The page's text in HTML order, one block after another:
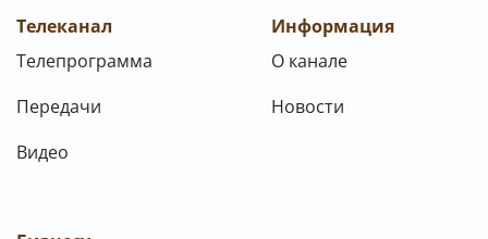
Телеканал
Телепрограмма
Передачи
Видео
Информация
О канале
Новости